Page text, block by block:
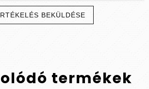
BEKÜLDÉSE
termékek